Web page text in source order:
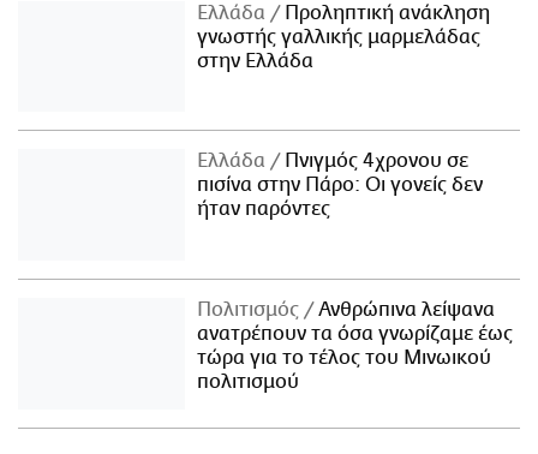
Ελλάδα
Προληπτική ανάκληση
γνωστής γαλλικής μαρμελάδας
στην Ελλάδα
Ελλάδα
Πνιγμός 4χρονου σε
πισίνα στην Πάρο: Οι γονείς δεν
ήταν παρόντες
Πολιτισμός
Ανθρώπινα λείψανα
ανατρέπουν τα όσα γνωρίζαμε έως
τώρα για το τέλος του Μινωικού
πολιτισμού